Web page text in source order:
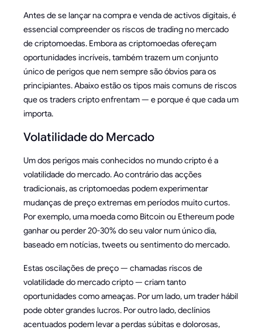
Antes de se lançar na compra e venda de activos digitais, é
essencial compreender os riscos de trading no mercado
de criptomoedas. Embora as criptomoedas ofereçam
oportunidades incríveis, também trazem um conjunto
único de perigos que nem sempre são óbvios para os
principiantes. Abaixo estão os tipos mais comuns de riscos
que os traders cripto enfrentam — e porque é que cada um
importa.
Volatilidade do Mercado
Um dos perigos mais conhecidos no mundo cripto é a
volatilidade do mercado. Ao contrário das acções
tradicionais, as criptomoedas podem experimentar
mudanças de preço extremas em períodos muito curtos.
Por exemplo, uma moeda como Bitcoin ou Ethereum pode
ganhar ou perder 20-30% do seu valor num único dia,
baseado em notícias, tweets ou sentimento do mercado.
Estas oscilações de preço — chamadas riscos de
volatilidade do mercado cripto — criam tanto
oportunidades como ameaças. Por um lado, um trader hábil
pode obter grandes lucros. Por outro lado, declínios
acentuados podem levar a perdas súbitas e dolorosas,